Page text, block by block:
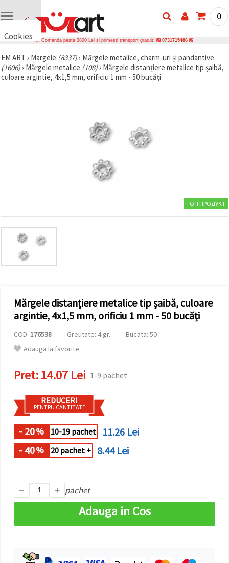
Cookies
vrem să vă
oferim
câteva
cookie -uri.
vizitele.
Puteți fi de
acord să
utilizați
toate
site!" Sau să
vă indicați
preferințele
selectând
cookie -uri
pe butonul
"Salvați"
Аcceptati
Setări
0
Comanda peste 3800 Lei si primesti transport gratuit! 0731715486
EM ART › Margele (8337)› Mărgele metalice, charm-uri și pandantive
(1606)› Mărgele metalice (108)› Mărgele distanțiere metalice tip șaibă,
culoare argintie, 4x1,5 mm, orificiu 1 mm - 50 bucăți
ТОП ПРОДУКТ
Mărgele distanțiere metalice tip șaibă, culoare
argintie, 4x1,5 mm, orificiu 1 mm - 50 bucăți
COD: 176538 Greutate: 4 gr.
Bucata: 50
Adauga la favorite
Pret:14.07 Lei 1-9 pachet
REDUCERI
PENTRU CANTITATE
- 20% 10-19 pachet
11.26 Lei
- 40% 20 pachet + 8.44 Lei
pachet
Adauga in Cos